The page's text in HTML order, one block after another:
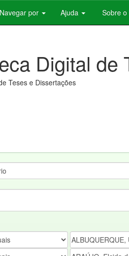
Navegar por Ajuda Sobre o
Digital de
Teses e Dissertações